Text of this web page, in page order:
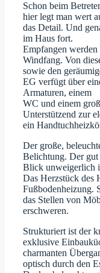
Schon beim
hier legt man wert
das Detail. Und
im Haus fort.
Empfangen
Windfang. Von
sowie den
EG verfügt über
Armaturen, einem
WC und einem
Unterstützend zur
ein
Der große,
Belichtung. Der
Blick unweigerlich
Das Herzstück des
Fußbodenheizung.
das Stellen von
erschweren.
Strukturiert ist der
exklusive
charmanten
optisch durch den